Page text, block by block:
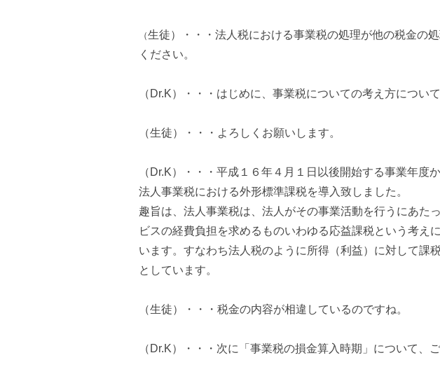
（生徒）・・・法人税における事業税の処理が他の税金の
ください。
（Dr.K）・・・はじめに、事業税についての考え方につい
（生徒）・・・よろしくお願いします。
（Dr.K）・・・平成１６年４月１日以後開始する事業年度
法人事業税における外形標準課税を導入致しました。
趣旨は、法人事業税は、法人がその事業活動を行うにあた
ビスの経費負担を求めるものいわゆる応益課税という考え
います。すなわち法人税のように所得（利益）に対して課
としています。
（生徒）・・・税金の内容が相違しているのですね。
（Dr.K）・・・次に「事業税の損金算入時期」について、